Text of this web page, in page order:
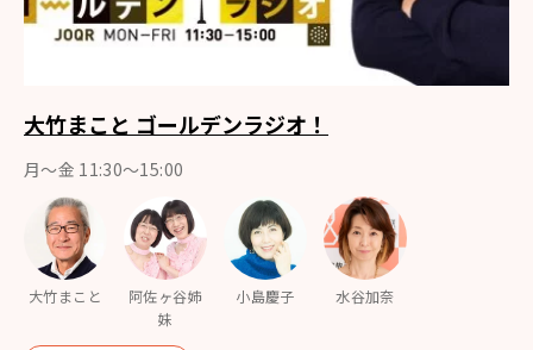
大竹まこと ゴールデンラジオ！
月〜金 11:30～15:00
大竹まこと
阿佐ヶ谷姉
妹
小島慶子 水谷加奈